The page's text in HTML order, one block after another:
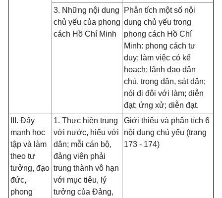
3. Những nội dung
chủ yếu của phong
cách Hồ Chí Minh
Phân tích một số nội
dung chủ yếu trong
phong cách Hồ Chí
Minh: phong cách tư
duy; làm việc có kế
hoạch; lãnh đạo dân
chủ, trọng dân, sát dân;
nói đi đôi với làm; diễn
đạt; ứng xử; diễn đạt.
III. Đẩy
mạnh học
tập và làm
theo tư
tưởng, đạo
đức,
phong
1. Thực hiện trung
với nước, hiếu với
dân; mỗi cán bộ,
đảng viên phải
trung thành vô hạn
với mục tiêu, lý
tưởng của Đảng,
Giới thiệu và phân tích 6
nội dung chủ yếu (trang
173 - 174)